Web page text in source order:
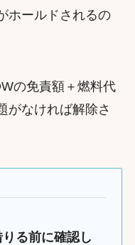
ホールドされるの
の免責額＋燃料代
がなければ解除さ
る前に確認し